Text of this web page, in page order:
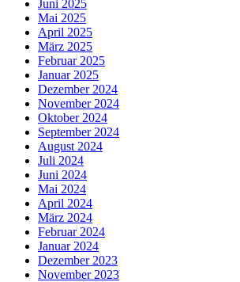
Juni 2025
Mai 2025
April 2025
März 2025
Februar 2025
Januar 2025
Dezember 2024
November 2024
Oktober 2024
September 2024
August 2024
Juli 2024
Juni 2024
Mai 2024
April 2024
März 2024
Februar 2024
Januar 2024
Dezember 2023
November 2023